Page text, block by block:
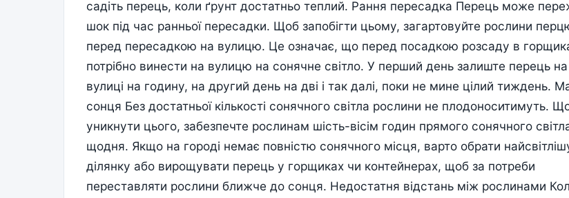
садіть перець, коли ґрунт достатньо теплий. Рання пересадка Перець може
шок під час ранньої пересадки. Щоб запобігти цьому, загартовуйте рослини
перед пересадкою на вулицю. Це означає, що перед посадкою розсаду в
потрібно винести на вулицю на сонячне світло. У перший день залиште перець на
вулиці на годину, на другий день на дві і так далі, поки не мине цілий тиждень.
сонця Без достатньої кількості сонячного світла рослини не плодоноситимуть.
уникнути цього, забезпечте рослинам шість-вісім годин прямого сонячного
щодня. Якщо на городі немає повністю сонячного місця, варто обрати
ділянку або вирощувати перець у горщиках чи контейнерах, щоб за потреби
переставляти рослини ближче до сонця. Недостатня відстань між рослинами